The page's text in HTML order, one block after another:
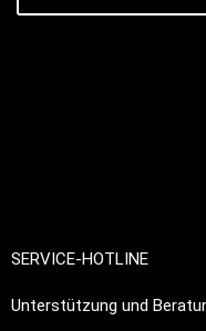
SERVICE-HOTLINE
Unterstützung und